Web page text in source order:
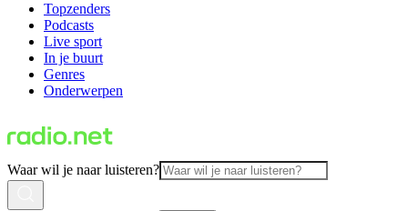
Topzenders
Podcasts
Live sport
In je buurt
Genres
Onderwerpen
Waar wil je naar luisteren?